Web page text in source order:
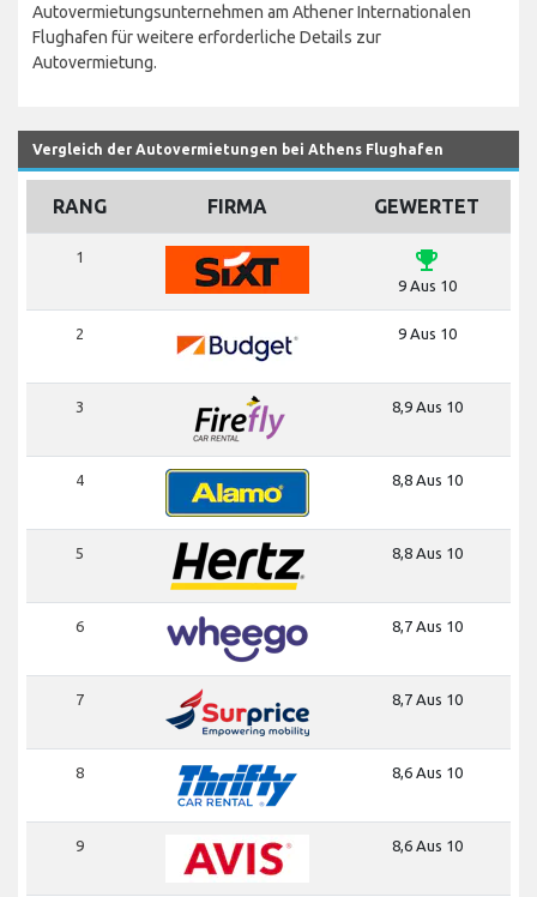
Autovermietungsunternehmen am Athener Internationalen
Flughafen für weitere erforderliche Details zur
Autovermietung.
Vergleich der Autovermietungen bei Athens Flughafen
RANG FIRMA GEWERTET
1 emoji_events
9 Aus 10
2 9 Aus 10
3 8,9 Aus 10
4 8,8 Aus 10
5 8,8 Aus 10
6 8,7 Aus 10
7 8,7 Aus 10
8 8,6 Aus 10
9 8,6 Aus 10